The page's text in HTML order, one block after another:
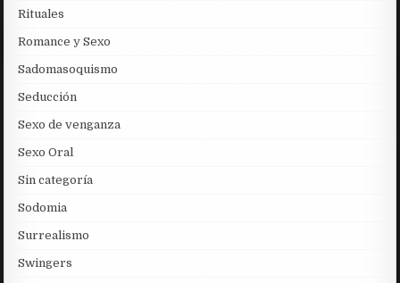
Rituales
Romance y Sexo
Sadomasoquismo
Seducción
Sexo de venganza
Sexo Oral
Sin categoría
Sodomia
Surrealismo
Swingers